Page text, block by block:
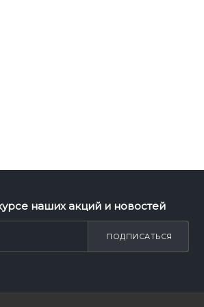
наших акций и новостей
ПОДПИСАТЬСЯ